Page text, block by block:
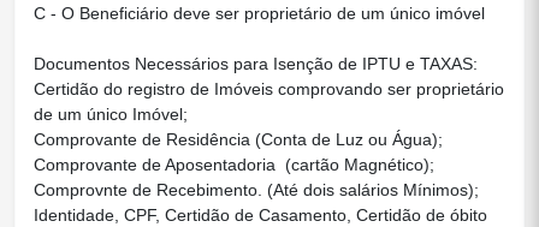
C - O Beneficiário deve ser proprietário de um único imóvel
Documentos Necessários para Isenção de IPTU e TAXAS:
Certidão do registro de Imóveis comprovando ser proprietário
de um único Imóvel;
Comprovante de Residência (Conta de Luz ou Água);
Comprovante de Aposentadoria (cartão Magnético);
Comprovnte de Recebimento. (Até dois salários Mínimos);
Identidade, CPF, Certidão de Casamento, Certidão de óbito